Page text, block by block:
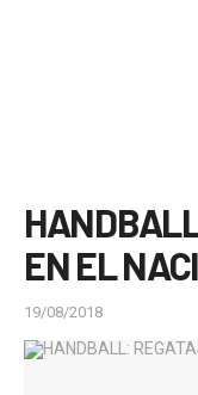
EN EL
19/08/2018